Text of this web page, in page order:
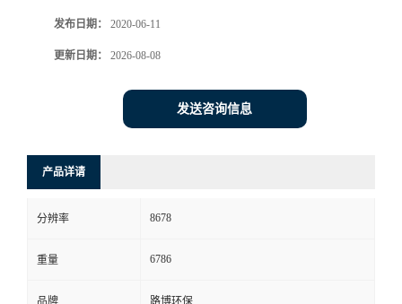
系
发布日期： 2020-06-11
更新日期： 2026-08-08
发送咨询信息
产品详请
分辨率 8678
重量 6786
品牌 路博环保